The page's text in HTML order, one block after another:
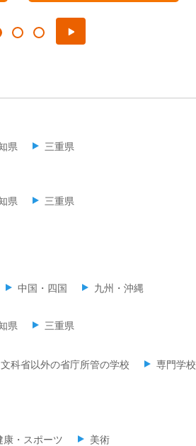
県 三重県
県 三重県
中国・四国 九州・沖縄
県 三重県
文科省以外の省庁所管の学校 専門学校
康・スポーツ 美術